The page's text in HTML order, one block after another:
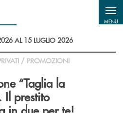
MENU
AL 15 LUGLIO 2026
/ PROMOZIONI
“Taglia la
Il prestito